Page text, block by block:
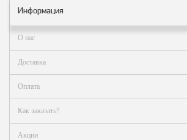
Информация
О нас
Доставка
Оплата
Как заказать?
Акции